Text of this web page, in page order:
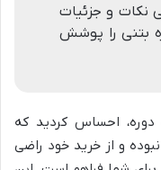
نکات و جزئیات
بتنی را پوشش
احساس کردید که
و از خرید خود راضی